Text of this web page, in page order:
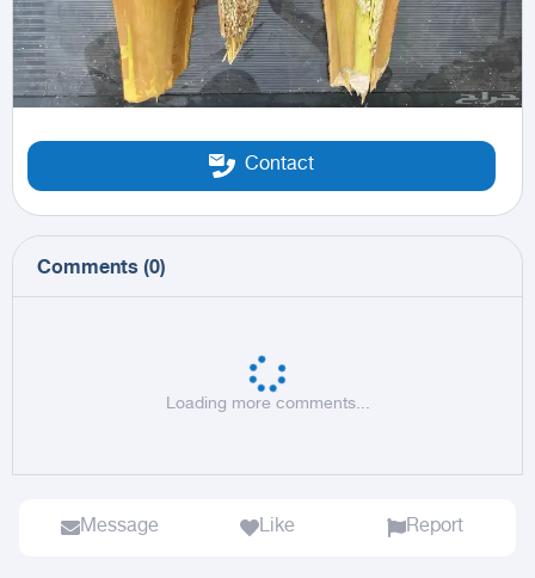
Contact
Comments (0)
Loading more comments...
Message Like Report